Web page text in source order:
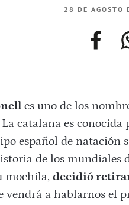
28 DE
es uno de los
catalana es
español de natación
de los mundiales
mochila, decidió
vendrá a hablarnos el